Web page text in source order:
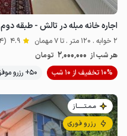
اجاره خانه مبله در تالش - طبقه دوم
2 خوابه . 120 متر . تا 7 مهمان 4.9 (44 نظر)
هر شب از 2٬000٬000 تومان
10% تخفیف از 10 شب
50+ رزرو موفق
مـمـتــــــاز
رزرو فوری